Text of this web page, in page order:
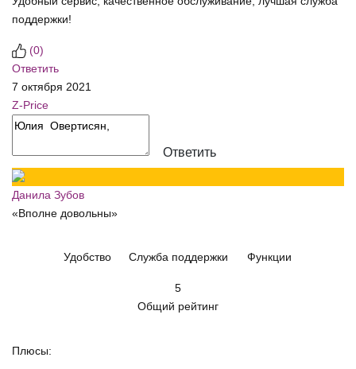
поддержки!
(0)
Ответить
7 октября 2021
Z-Price
Ответить
Данила Зубов
«Вполне довольны»
Удобство Служба поддержки Функции
5
Общий рейтинг
Плюсы: